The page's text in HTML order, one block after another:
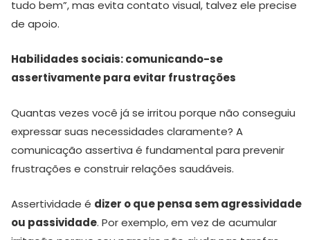
tudo bem”, mas evita contato visual, talvez ele precise
de apoio.
Habilidades sociais: comunicando-se
assertivamente para evitar frustrações
Quantas vezes você já se irritou porque não conseguiu
expressar suas necessidades claramente? A
comunicação assertiva é fundamental para prevenir
frustrações e construir relações saudáveis.
Assertividade é dizer o que pensa sem agressividade
ou passividade. Por exemplo, em vez de acumular